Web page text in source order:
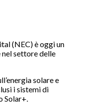
(NEC) è oggi un
settore delle
solare e
i sistemi di
Solar+.